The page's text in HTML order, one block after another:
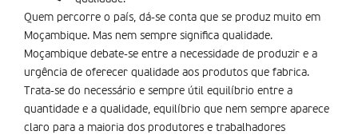
Quem percorre o país, dá-se conta que se produz muito em
Moçambique. Mas nem sempre significa qualidade.
Moçambique debate-se entre a necessidade de produzir e a
urgência de oferecer qualidade aos produtos que fabrica.
Trata-se do necessário e sempre útil equilí­brio entre a
quantidade e a qualidade, equilí­brio que nem sempre aparece
claro para a maioria dos produtores e trabalhadores